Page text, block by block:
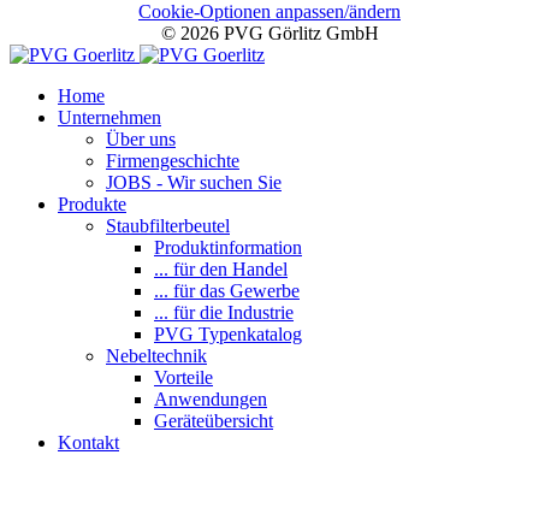
Cookie-Optionen anpassen/ändern
© 2026 PVG Görlitz GmbH
Home
Unternehmen
Über uns
Firmengeschichte
JOBS - Wir suchen Sie
Produkte
Staubfilterbeutel
Produktinformation
... für den Handel
... für das Gewerbe
... für die Industrie
PVG Typenkatalog
Nebeltechnik
Vorteile
Anwendungen
Geräteübersicht
Kontakt